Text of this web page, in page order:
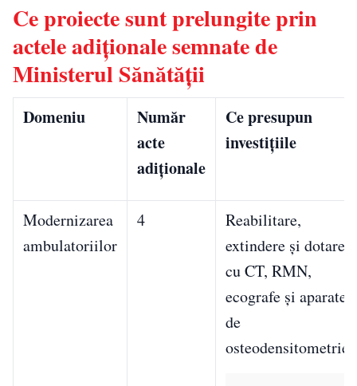
Ce proiecte sunt prelungite prin
actele adiționale semnate de
Ministerul Sănătății
Domeniu
Număr
acte
adiționale
Ce presupun
investițiile
Modernizarea
ambulatoriilor
4
Reabilitare,
extindere și dotare
cu CT, RMN,
ecografe și aparate
de
osteodensitometrie